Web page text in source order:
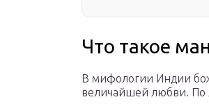
Что такое
В мифологии Индии
величайшей любви. По